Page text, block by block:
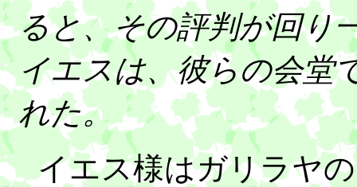
ると、その評判が回り
イエスは、彼らの会堂
れた。
イエス様はガリラヤの